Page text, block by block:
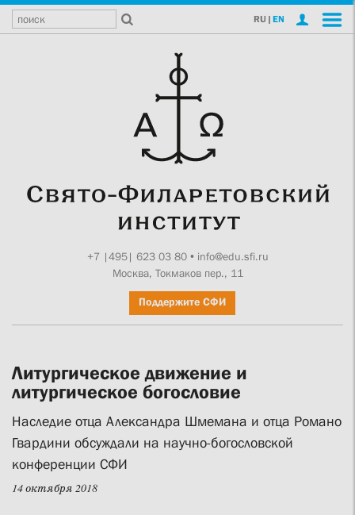
RU | EN
+7 |495| 623 03 80• info@edu.sfi.ru
Москва, Токмаков пер., 11
Поддержите СФИ
Литургическое движение и
литургическое богословие
Наследие отца Александра Шмемана и отца Романо
Гвардини обсуждали на научно-богословской
конференции СФИ
14 октября 2018